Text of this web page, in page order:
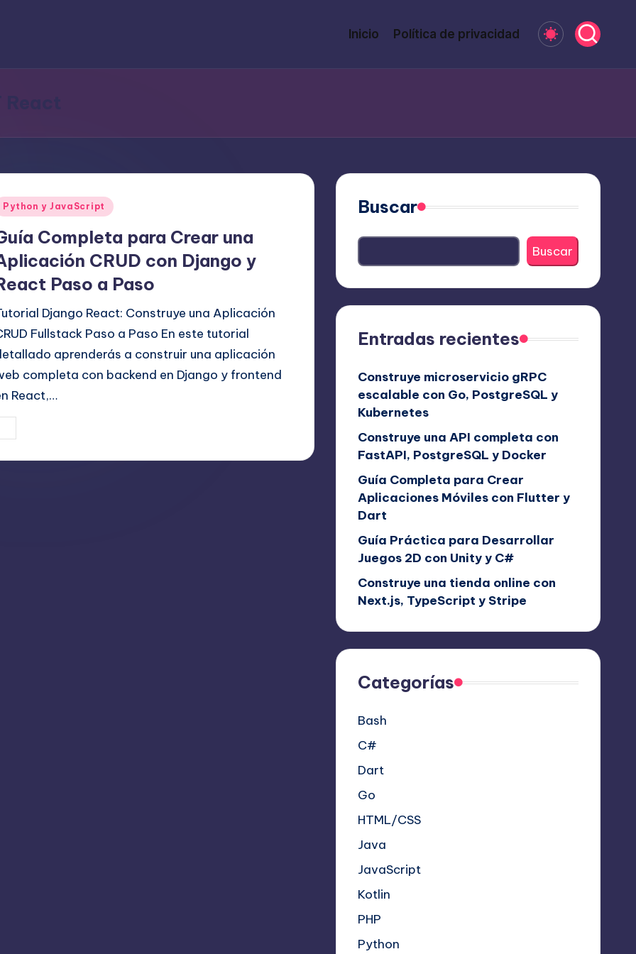
Inicio Política de privacidad
Python y JavaScript
Completa para Crear una
CRUD con Django y
Paso a Paso
Django React: Construye una Aplicación
Fullstack Paso a Paso En este tutorial
aprenderás a construir una aplicación
completa con backend en Django y frontend
React,…
Buscar
Buscar
Entradas recientes
Construye microservicio gRPC
escalable con Go, PostgreSQL y
Kubernetes
Construye una API completa con
FastAPI, PostgreSQL y Docker
Guía Completa para Crear
Aplicaciones Móviles con Flutter y
Dart
Guía Práctica para Desarrollar
Juegos 2D con Unity y C#
Construye una tienda online con
Next.js, TypeScript y Stripe
Categorías
Bash
C#
Dart
Go
HTML/CSS
Java
JavaScript
Kotlin
PHP
Python